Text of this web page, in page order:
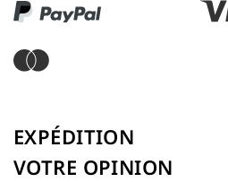
EXPÉDITION
VOTRE OPINION